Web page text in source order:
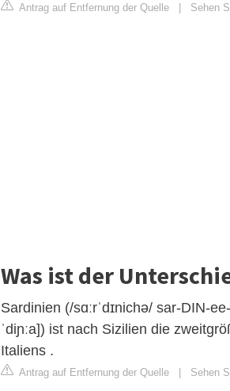
Antrag auf Entfernung der Quelle Sehen
Was ist der
Sardinien (/sɑːrˈdɪnichə/ sar-DIN-
ˈdiɲːa]) ist nach Sizilien die
Italiens .
Antrag auf Entfernung der Quelle Sehen